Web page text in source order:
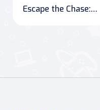
Escape the Chase: Mad Cop in New York